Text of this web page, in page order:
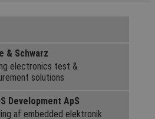
& Schwarz
electronics test &
solutions
Development ApS
af embedded elektronik